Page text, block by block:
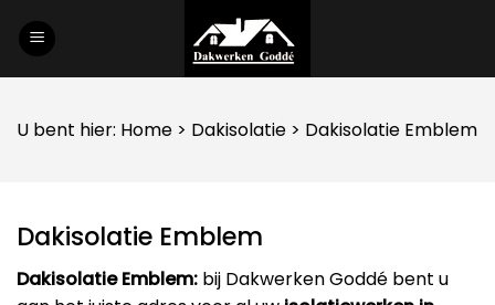
U bent hier: Home > Dakisolatie > Dakisolatie Emblem
Dakisolatie Emblem
Dakisolatie Emblem: bij Dakwerken Goddé bent u